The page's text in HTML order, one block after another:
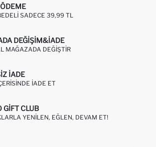
SADECE 39,99 TL
DEĞIŞIM&İADE
MAĞAZADA DEĞIŞTIR
IADE
IADE ET
GIFT CLUB
YENILEN, EĞLEN, DEVAM ET!